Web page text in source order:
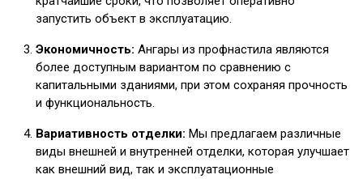
запустить объект в эксплуатацию.
Экономичность: Ангары из профнастила являются
более доступным вариантом по сравнению с
капитальными зданиями, при этом сохраняя прочность
и функциональность.
Вариативность отделки: Мы предлагаем различные
виды внешней и внутренней отделки, которая улучшает
как внешний вид, так и эксплуатационные